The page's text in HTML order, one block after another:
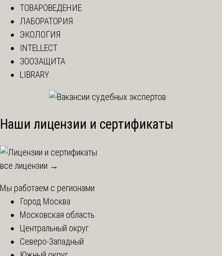
ТОВАРОВЕДЕНИЕ
ЛАБОРАТОРИЯ
ЭКОЛОГИЯ
INTELLECT
ЗООЗАЩИТА
LIBRARY
Наши лицензии и сертификаты
все лицензии →
Мы работаем с регионами
Город Москва
Московская область
Центральный округ
Северо-Западный